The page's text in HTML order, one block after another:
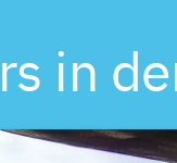
in